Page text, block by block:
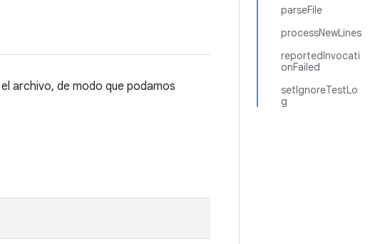
parseFile
processNewLines
reportedInvocati
onFailed
setIgnoreTestLo
g
archivo, de modo que podamos